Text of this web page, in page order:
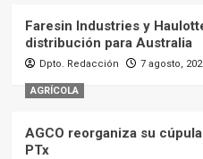
Faresin Industries y
distribución para Australia
Dpto. Redacción 7 agosto,
AGRÍCOLA
AGCO reorganiza su
PTx